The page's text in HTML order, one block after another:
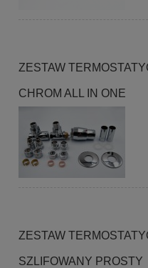
ZESTAW
CHROM ALL IN ONE
ZESTAW
SZLIFOWANY PROSTY